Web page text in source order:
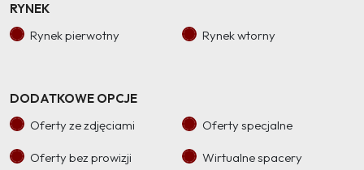
RYNEK
Rynek pierwotny
Rynek wtorny
DODATKOWE OPCJE
Oferty ze zdjęciami
Oferty specjalne
Oferty bez prowizji Wirtualne spacery